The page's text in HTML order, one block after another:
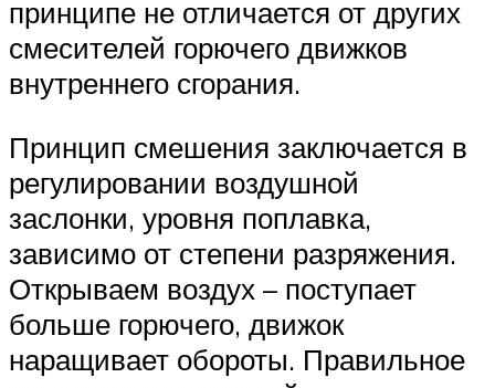
принципе не отличается от других
смесителей горючего движков
внутреннего сгорания.
Принцип смешения заключается в
регулировании воздушной
заслонки, уровня поплавка,
зависимо от степени разряжения.
Открываем воздух – поступает
больше горючего, движок
наращивает обороты. Правильное